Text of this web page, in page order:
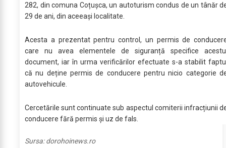
282, din comuna Coțușca, un autoturism condus de un tânăr
29 de ani, din aceeași localitate.
Acesta a prezentat pentru control, un permis de
care nu avea elementele de siguranță specifice
document, iar în urma verificărilor efectuate s-a stabilit
că nu deține permis de conducere pentru nicio categorie
autovehicule.
Cercetările sunt continuate sub aspectul comiterii infracțiunii
conducere fără permis și uz de fals.
Sursa:dorohoinews.ro